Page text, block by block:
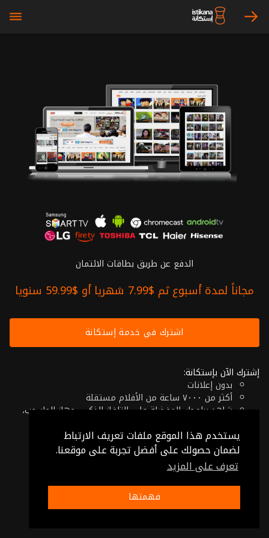
يستخدم هذا الموقع ملفات تعريف الارتباط
لضمان حصولك على أفضل تجربة على موقعنا.
تعرف على المزيد
فهمتها
arrow_right
bars
الدفع عن طريق بطاقات الائتمان
مجاناً لمدة أسبوع ثم $7.99 شهريا أو $59.99 سنويا
اشترك في خدمة إستكانة
إشترك الآن بإستكانة:
بدون إعلانات
أكثر من ٧٠٠٠ ساعة من الأفلام مستقلة
شاهد برامجك المفضلة على التلفاز الذكي، جهاز الحاسوب،
إلغاء في أي وقت
فقط $7.99 شهريا أو $59.99 سنويا
شروط الإستخدام-